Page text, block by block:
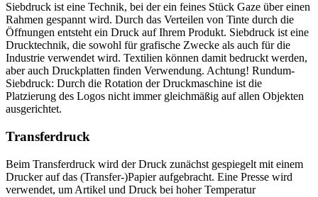
Siebdruck ist eine Technik, bei der ein feines Stück Gaze über einen
Rahmen gespannt wird. Durch das Verteilen von Tinte durch die
Öffnungen entsteht ein Druck auf Ihrem Produkt. Siebdruck ist eine
Drucktechnik, die sowohl für grafische Zwecke als auch für die
Industrie verwendet wird. Textilien können damit bedruckt werden,
aber auch Druckplatten finden Verwendung. Achtung! Rundum-
Siebdruck: Durch die Rotation der Druckmaschine ist die
Platzierung des Logos nicht immer gleichmäßig auf allen Objekten
ausgerichtet.
Transferdruck
Beim Transferdruck wird der Druck zunächst gespiegelt mit einem
Drucker auf das (Transfer-)Papier aufgebracht. Eine Presse wird
verwendet, um Artikel und Druck bei hoher Temperatur